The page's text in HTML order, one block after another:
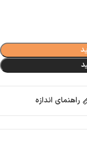
راهنمای اندازه